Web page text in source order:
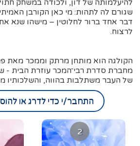
להיעלמותה של דון, ולכודה במשחק
שגורם לה לתהות: מי כאן הקורבן
דבר אחד ברור לחלוטין – מישהו שנא
לרצוח.
הקולגה הוא מותחן מרתק וממכר מאת
מחברת סדרת רבי־המכר עוזרת הבית -
של העבר משתלבות בהווה, והשלכותיו
התחבר/י כדי לדרג או
2